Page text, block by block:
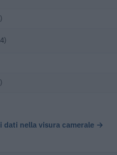
dati nella visura camerale →